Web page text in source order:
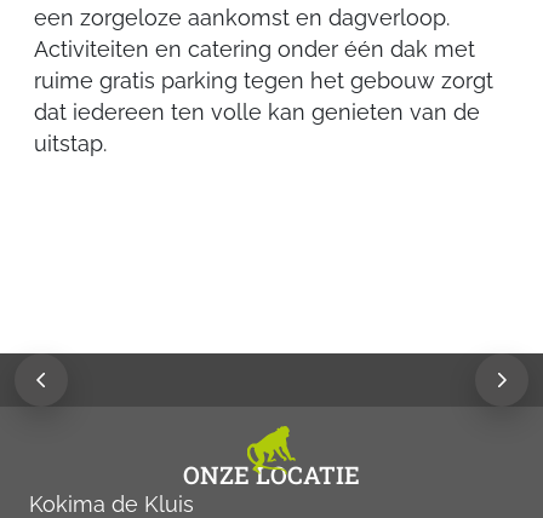
een zorgeloze aankomst en dagverloop.
Activiteiten en catering onder één dak met
ruime gratis parking tegen het gebouw zorgt
dat iedereen ten volle kan genieten van de
uitstap.
ONZE LOCATIE
Kokima de Kluis